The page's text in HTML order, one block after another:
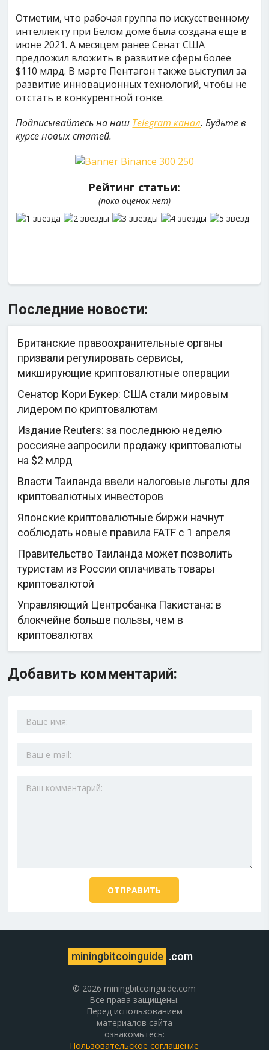
Отметим, что рабочая группа по искусственному
интеллекту при Белом доме была создана еще в
июне 2021. А месяцем ранее Сенат США
предложил вложить в развитие сферы более
$110 млрд. В марте Пентагон также выступил за
развитие инновационных технологий, чтобы не
отстать в конкурентной гонке.
Подписывайтесь на наш Telegram канал. Будьте в
курсе новых статей.
Рейтинг статьи:
(пока оценок нет)
Последние новости:
Британские правоохранительные органы
призвали регулировать сервисы,
микширующие криптовалютные операции
Сенатор Кори Букер: США стали мировым
лидером по криптовалютам
Издание Reuters: за последнюю неделю
россияне запросили продажу криптовалюты
на $2 млрд
Власти Таиланда ввели налоговые льготы для
криптовалютных инвесторов
Японские криптовалютные биржи начнут
соблюдать новые правила FATF с 1 апреля
Правительство Таиланда может позволить
туристам из России оплачивать товары
криптовалютой
Управляющий Центробанка Пакистана: в
блокчейне больше пользы, чем в
криптовалютах
Добавить комментарий:
miningbitcoinguide .com
© 2026 miningbitcoinguide.com
Все права защищены.
Перед использованием
материалов сайта
ознакомьтесь:
Пользовательское соглашение